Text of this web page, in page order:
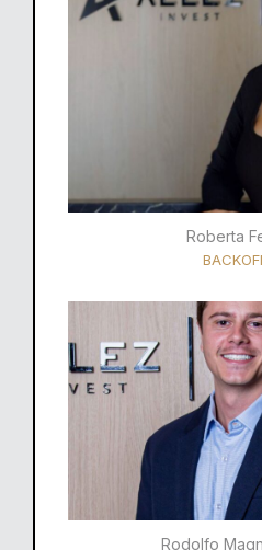
Roberta
Rodolfo